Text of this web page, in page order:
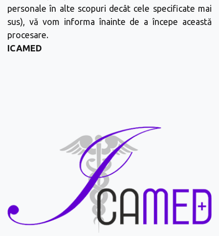
personale în alte scopuri decât cele specificate mai
sus), vă vom informa înainte de a începe această
procesare.
ICAMED